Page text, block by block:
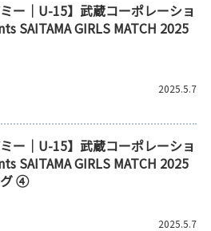
ミー｜U-15】武蔵コーポレーショ
SAITAMA GIRLS MATCH 2025
2025.5.7
ミー｜U-15】武蔵コーポレーショ
SAITAMA GIRLS MATCH 2025
グ ④
2025.5.7